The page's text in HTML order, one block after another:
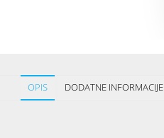
OPIS DODATNE INFORMACIJE